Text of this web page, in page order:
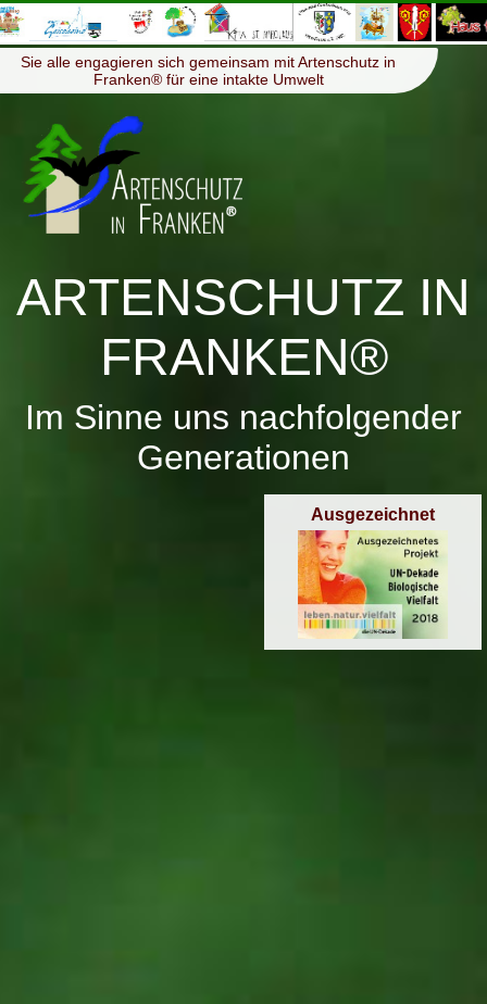
Menü ≡
Sie alle engagieren sich gemeinsam mit Artenschutz in
Franken® für eine intakte Umwelt
ARTENSCHUTZ IN
FRANKEN®
Im Sinne uns nachfolgender
Generationen
Ausgezeichnet